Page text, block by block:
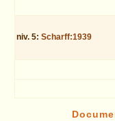
niv. 5:Scharff:1939